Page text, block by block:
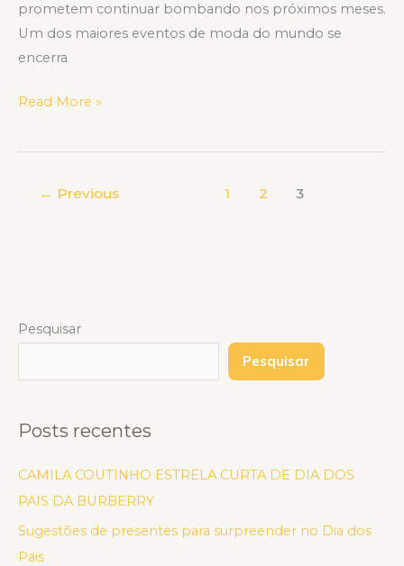
prometem continuar bombando nos próximos meses.
Um dos maiores eventos de moda do mundo se
encerra
Read More »
← Previous 1 2 3
Pesquisar
Pesquisar
Posts recentes
CAMILA COUTINHO ESTRELA CURTA DE DIA DOS
PAIS DA BURBERRY
Sugestões de presentes para surpreender no Dia dos
Pais